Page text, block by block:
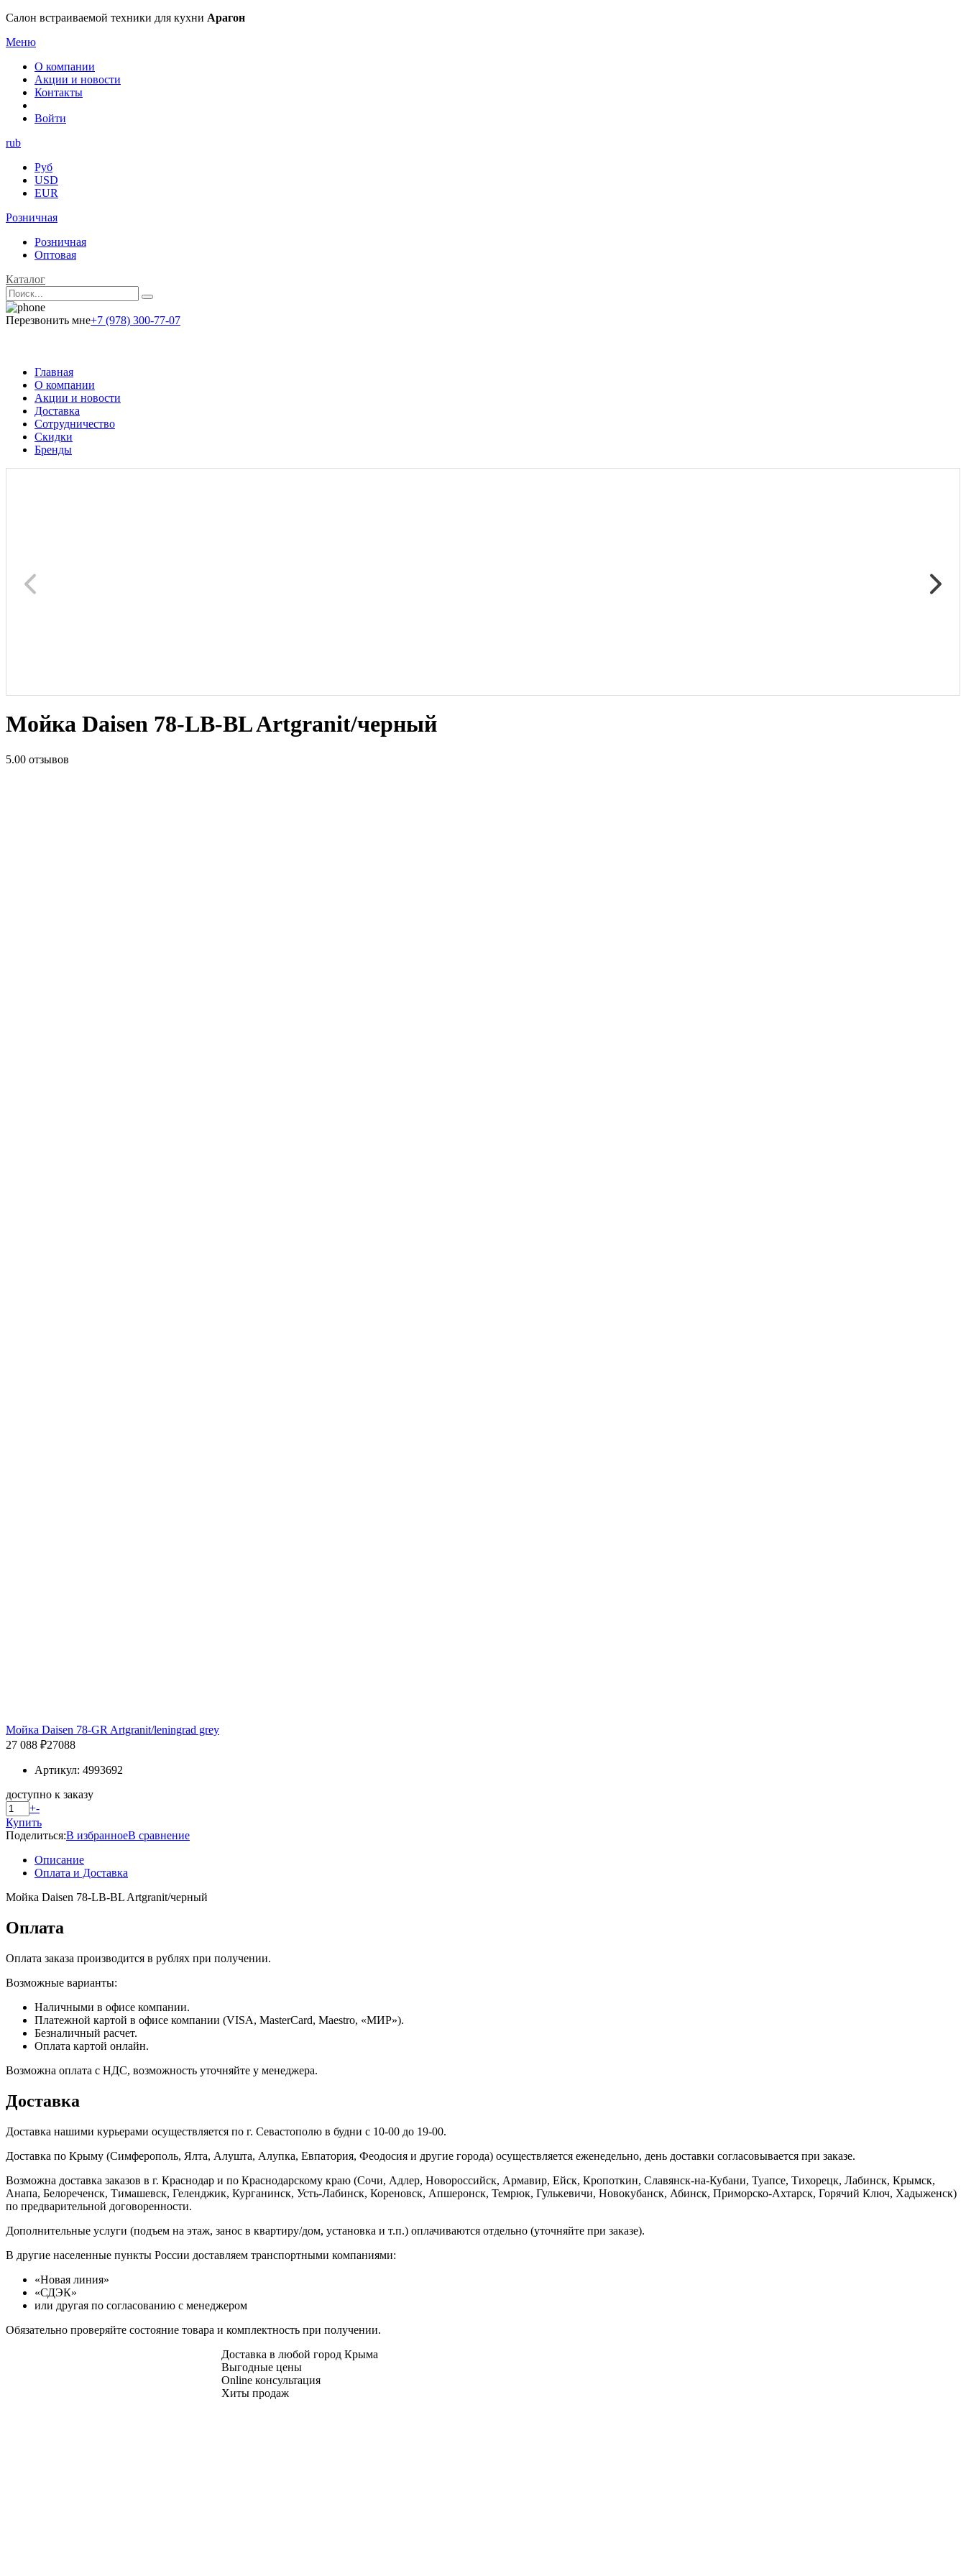
Салон встраиваемой техники для кухни Арагон
Меню
О компании
Акции и новости
Контакты
Войти
rub
Руб
USD
EUR
Розничная
Розничная
Оптовая
Каталог
Перезвонить мне+7 (978) 300-77-07
Главная
О компании
Акции и новости
Доставка
Сотрудничество
Скидки
Бренды
Мойка Daisen 78-LB-BL Artgranit/черный
5.00 отзывов
Мойка Daisen 78-GR Artgranit/leningrad grey
27 088 ₽27088
Артикул: 4993692
доступно к заказу
+-
Купить
Поделиться:В избранноеВ сравнение
Описание
Оплата и Доставка
Мойка Daisen 78-LB-BL Artgranit/черный
Оплата
Оплата заказа производится в рублях при получении.
Возможные варианты:
Наличными в офисе компании.
Платежной картой в офисе компании (VISA, MasterCard, Maestro, «МИР»).
Безналичный расчет.
Оплата картой онлайн.
Возможна оплата с НДС, возможность уточняйте у менеджера.
Доставка
Доставка нашими курьерами осуществляется по г. Севастополю в будни с 10-00 до 19-00.
Доставка по Крыму (Симферополь, Ялта, Алушта, Алупка, Евпатория, Феодосия и другие города) осуществляется еженедельно, день доставки согласовывается при заказе.
Возможна доставка заказов в г. Краснодар и по Краснодарскому краю (Сочи, Адлер, Новороссийск, Армавир, Ейск, Кропоткин, Славянск-на-Кубани, Туапсе, Тихорецк, Лабинск, Крымск,
Анапа, Белореченск, Тимашевск, Геленджик, Курганинск, Усть-Лабинск, Кореновск, Апшеронск, Темрюк, Гулькевичи, Новокубанск, Абинск, Приморско-Ахтарск, Горячий Ключ, Хадыженск)
по предварительной договоренности.
Дополнительные услуги (подъем на этаж, занос в квартиру/дом, установка и т.п.) оплачиваются отдельно (уточняйте при заказе).
В другие населенные пункты России доставляем транспортными компаниями:
«Новая линия»
«СДЭК»
или другая по согласованию с менеджером
Обязательно проверяйте состояние товара и комплектность при получении.
Доставка в любой город Крыма
Выгодные цены
Online консультация
Хиты продаж